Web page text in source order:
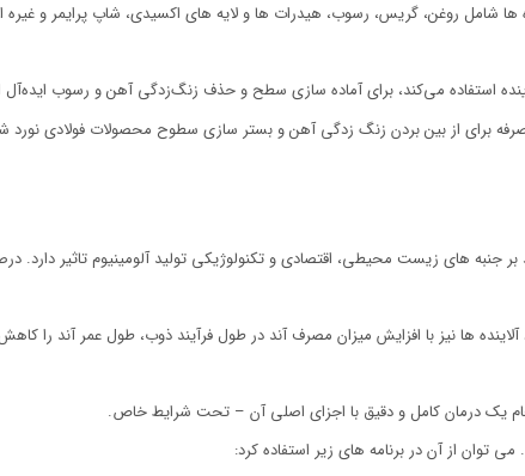
روغن، گریس، رسوب، هیدرات ها و لایه های اکسیدی، شاپ پرایمر و غیره
استفاده می‌کند، برای آماده سازي سطح و حذف زنگ‌زدگی آهن و رسوب ایده‌آل
برای از بین بردن زنگ زدگی آهن و بستر سازی سطوح محصولات فولادی نورد
جنبه های زیست محیطی، اقتصادی و تکنولوژیکی تولید آلومینیوم تاثیر دارد.
ها نیز با افزایش میزان مصرف آند در طول فرآیند ذوب، طول عمر آند را
انجام یک درمان کامل و دقیق با اجزای اصلی آن – تحت شرایط خاص.
از آن در برنامه های زیر استفاده کرد: